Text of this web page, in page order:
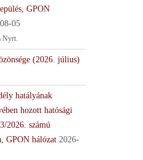
GPON
05
Nyrt.
(2026. július)
hatályának
hozott hatósági
2026. számú
GPON hálózat 2026-